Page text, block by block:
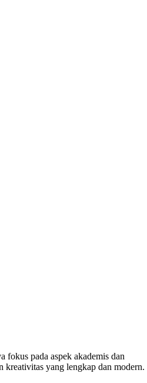
fokus pada aspek akademis dan
kreativitas yang lengkap dan modern.